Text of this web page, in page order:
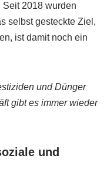
Seit 2018 wurden
selbst gesteckte Ziel,
ist damit noch ein
und Dünger
gibt es immer wieder
und